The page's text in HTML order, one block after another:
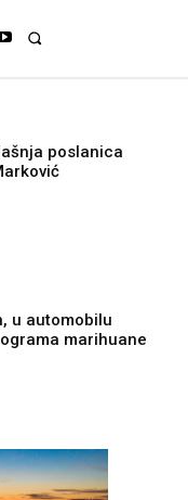
poslanica
u automobilu
marihuane